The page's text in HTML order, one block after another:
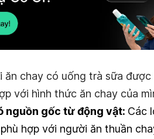
chay có uống trà sữa
với hình thức ăn chay của
nguồn gốc từ động vật: Các
hợp với người ăn thuần